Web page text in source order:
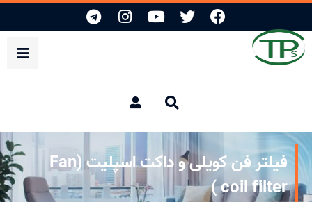
فیلتر فن کویلی و داکت اسپلیت (Fan
coil filter )